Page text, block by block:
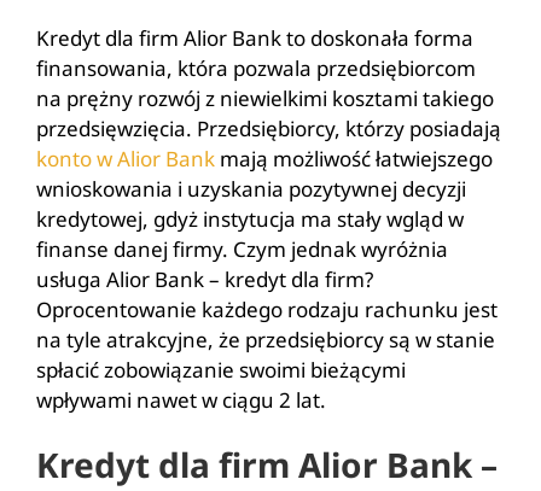
Kredyt dla firm Alior Bank to doskonała forma
finansowania, która pozwala przedsiębiorcom
na prężny rozwój z niewielkimi kosztami takiego
przedsięwzięcia. Przedsiębiorcy, którzy posiadają
konto w Alior Bank mają możliwość łatwiejszego
wnioskowania i uzyskania pozytywnej decyzji
kredytowej, gdyż instytucja ma stały wgląd w
finanse danej firmy. Czym jednak wyróżnia
usługa Alior Bank – kredyt dla firm?
Oprocentowanie każdego rodzaju rachunku jest
na tyle atrakcyjne, że przedsiębiorcy są w stanie
spłacić zobowiązanie swoimi bieżącymi
wpływami nawet w ciągu 2 lat.
Kredyt dla firm Alior Bank –